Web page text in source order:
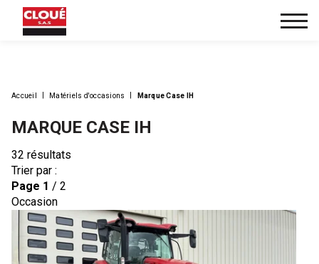
Accueil Matériels d'occasions Marque Case IH
MARQUE CASE IH
32 résultats
Trier par :
Page 1 / 2
Occasion